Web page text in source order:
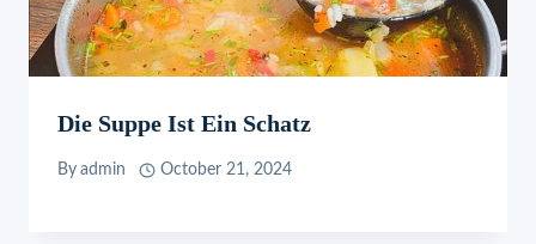
Die Suppe Ist Ein Schatz
By admin October 21, 2024